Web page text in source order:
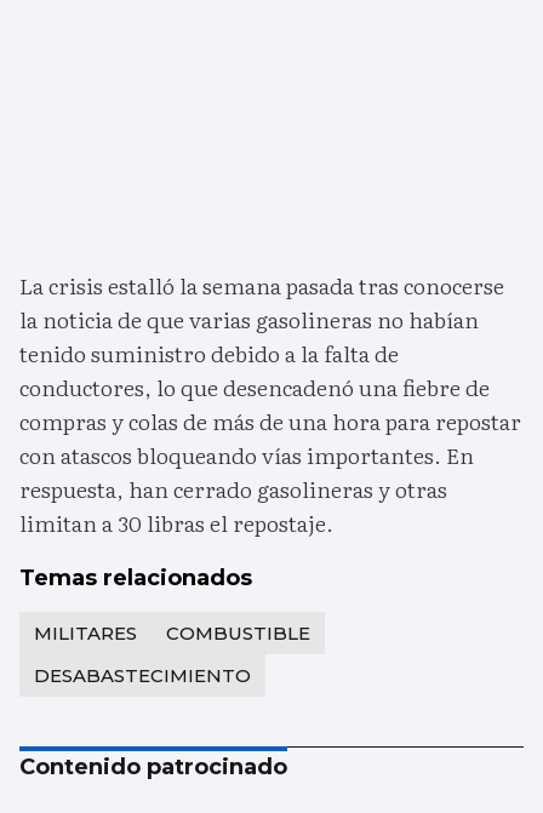
La crisis estalló la semana pasada tras conocerse
la noticia de que varias gasolineras no habían
tenido suministro debido a la falta de
conductores, lo que desencadenó una fiebre de
compras y colas de más de una hora para repostar
con atascos bloqueando vías importantes. En
respuesta, han cerrado gasolineras y otras
limitan a 30 libras el repostaje.
Temas relacionados
MILITARES
COMBUSTIBLE
DESABASTECIMIENTO
Contenido patrocinado